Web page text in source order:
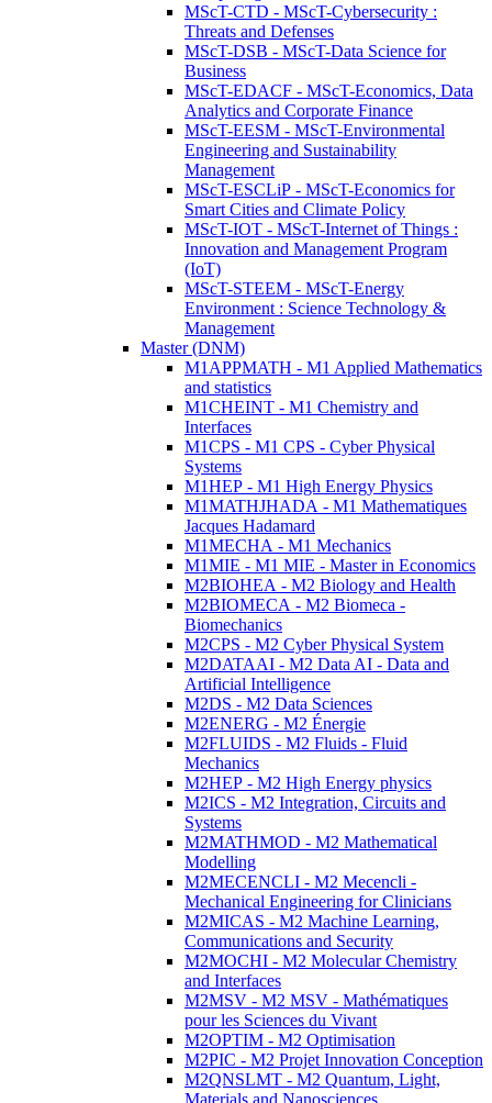
MScT-CTD - MScT-Cybersecurity :
Threats and Defenses
MScT-DSB - MScT-Data Science for
Business
MScT-EDACF - MScT-Economics, Data
Analytics and Corporate Finance
MScT-EESM - MScT-Environmental
Engineering and Sustainability
Management
MScT-ESCLiP - MScT-Economics for
Smart Cities and Climate Policy
MScT-IOT - MScT-Internet of Things :
Innovation and Management Program
(IoT)
MScT-STEEM - MScT-Energy
Environment : Science Technology &
Management
Master (DNM)
M1APPMATH - M1 Applied Mathematics
and statistics
M1CHEINT - M1 Chemistry and
Interfaces
M1CPS - M1 CPS - Cyber Physical
Systems
M1HEP - M1 High Energy Physics
M1MATHJHADA - M1 Mathematiques
Jacques Hadamard
M1MECHA - M1 Mechanics
M1MIE - M1 MIE - Master in Economics
M2BIOHEA - M2 Biology and Health
M2BIOMECA - M2 Biomeca -
Biomechanics
M2CPS - M2 Cyber Physical System
M2DATAAI - M2 Data AI - Data and
Artificial Intelligence
M2DS - M2 Data Sciences
M2ENERG - M2 Énergie
M2FLUIDS - M2 Fluids - Fluid
Mechanics
M2HEP - M2 High Energy physics
M2ICS - M2 Integration, Circuits and
Systems
M2MATHMOD - M2 Mathematical
Modelling
M2MECENCLI - M2 Mecencli -
Mechanical Engineering for Clinicians
M2MICAS - M2 Machine Learning,
Communications and Security
M2MOCHI - M2 Molecular Chemistry
and Interfaces
M2MSV - M2 MSV - Mathématiques
pour les Sciences du Vivant
M2OPTIM - M2 Optimisation
M2PIC - M2 Projet Innovation Conception
M2QNSLMT - M2 Quantum, Light,
Materials and Nanosciences